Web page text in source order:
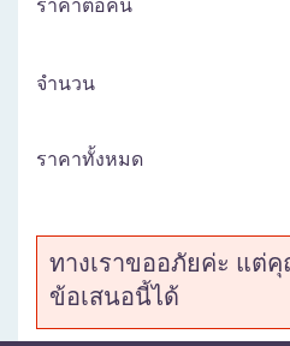
ฟรี เบียร์ไม่อั้น
Free Birthday Cake (สำหรับ
เวลาลงทะเบียน 16.00 -
ฝั่งซ้ายมือสุด
ราคาต่อคน
จำนวน
ราคาทั้งหมด
ทางเราขออภัยค่ะ แต่
ข้อเสนอนี้ได้